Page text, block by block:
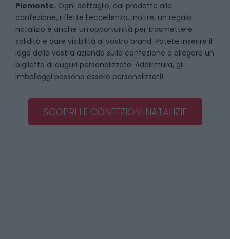
Piemonte. Ogni dettaglio, dal prodotto alla
confezione, riflette l’eccellenza. Inoltre, un regalo
natalizio è anche un’opportunità per trasmettere
solidità e dare visibilità al vostro brand. Potete inserire il
logo della vostra azienda sulla confezione o allegare un
biglietto di auguri personalizzato. Addirittura, gli
imballaggi possono essere personalizzati!
SCOPRI LE CONFEZIONI NATALIZIE